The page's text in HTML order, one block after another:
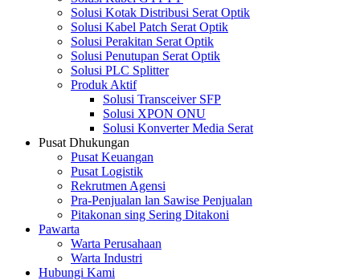
Solusi Kotak Distribusi Serat Optik
Solusi Kabel Patch Serat Optik
Solusi Perakitan Serat Optik
Solusi Penutupan Serat Optik
Solusi PLC Splitter
Produk Aktif
Solusi Transceiver SFP
Solusi XPON ONU
Solusi Konverter Media Serat
Pusat Dhukungan
Pusat Keuangan
Pusat Logistik
Rekrutmen Agensi
Pra-Penjualan lan Sawise Penjualan
Pitakonan sing Sering Ditakoni
Pawarta
Warta Perusahaan
Warta Industri
Hubungi Kami